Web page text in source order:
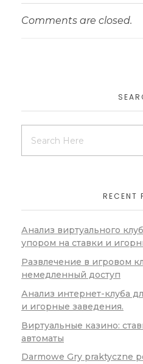
Comments are closed.
RECENT
Анализ виртуального
упором на ставки и
Развлечение в игровом
немедленный доступ
Анализ интернет-клуба
и игорные заведения.
Виртуальные казино:
автоматы
Darmowe Gry praktyczne